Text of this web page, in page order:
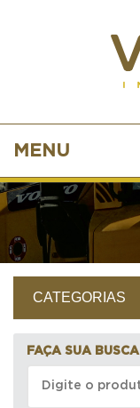
MENU
CATEGORIAS
FAÇA SUA BUSCA